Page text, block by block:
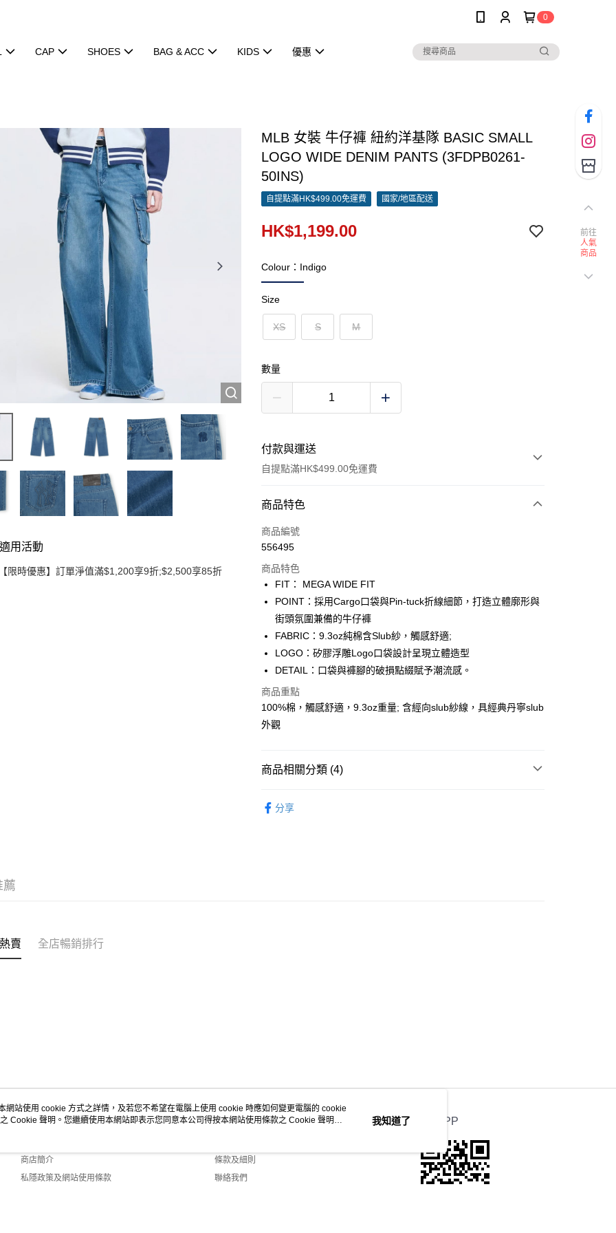
0
CAP SHOES BAG & ACC KIDS 優惠
用活動
限時優惠】訂單淨值滿$1,200享9折;$2,500享85折
MLB 女裝 牛仔褲 紐約洋基隊 BASIC SMALL
LOGO WIDE DENIM PANTS (3FDPB0261-
50INS)
自提點滿HK$499.00免運費 國家/地區配送
HK$1,199.00
Colour：Indigo
Size
XS S M
數量
付款與運送
自提點滿HK$499.00免運費
付款方式
信用卡
Google Pay
AlipayHK
WeChat Pay
送貨方式
付款後順豐站及營業點
每筆HK$50.00，滿HK$499.00或以上免運費
每筆HK$50.00，滿HK$499.00或以上免運費
每筆HK$50.00，滿HK$499.00或以上免運費
商品特色
商品編號
556495
商品特色
FIT： MEGA WIDE FIT
POINT：採用Cargo口袋與Pin-tuck折線細節，打造立體廓形與
街頭氛圍兼備的牛仔褲
FABRIC：9.3oz純棉含Slub紗，觸感舒適;
LOGO：矽膠浮雕Logo口袋設計呈現立體造型
DETAIL：口袋與褲腳的破損點綴賦予潮流感。
商品重點
100%棉，觸感舒適，9.3oz重量; 含經向slub紗線，具經典丹寧slub
外觀
商品相關分類 (4)
分享
薦
賣 全店暢銷排行
關於我們
商店簡介
私隱政策及網站使用條款
客戶服務
條款及細則
聯絡我們
官方APP
前往
人氣
商品
網站使用 cookie 方式之詳情，及若您不希望在電腦上使用 cookie 時應如何變更電腦的 cookie
Cookie 聲明。您繼續使用本網站即表示您同意本公司得按本網站使用條款之 Cookie 聲明使
我知道了